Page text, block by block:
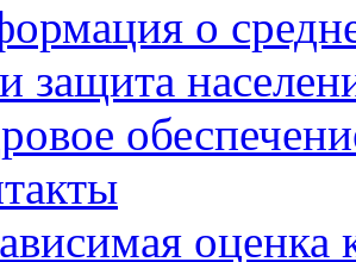
о
защита
оценка